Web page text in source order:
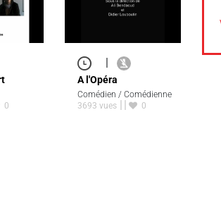
0
A l'Opéra
Comédien / Comédienne
3693 vues
0